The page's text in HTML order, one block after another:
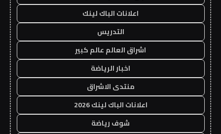
اعلانات الباك لينك
التدريس
اشراق العالم عالم كبير
اخبار الرياضة
منتدى الاشراق
اعلانات الباك لينك 2026
شوف رياضة